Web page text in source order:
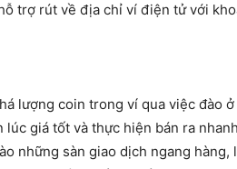
trợ rút về địa chỉ ví điện tử với
lượng coin trong ví qua việc đào ở
lúc giá tốt và thực hiện bán ra
những sàn giao dịch ngang